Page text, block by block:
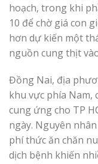
hoạch, trong khi
10 để chờ giá con
hơn dự kiến một
nguồn cung thịt
Đồng Nai, địa
khu vực phía Nam,
cung ứng cho TP
ngày. Nguyên
phí thức ăn chăn
dịch bệnh khiến